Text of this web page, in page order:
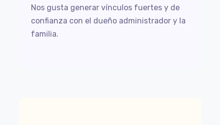
Nos gusta generar vínculos fuertes y de
confianza con el dueño administrador y la
familia.